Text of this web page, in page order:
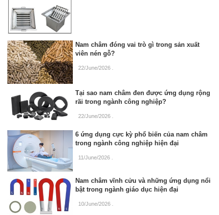
Nam châm đóng vai trò gì trong sản xuất
viên nén gỗ?
22/June/2026
Tại sao nam châm đen được ứng dụng rộng
rãi trong ngành công nghiệp?
22/June/2026
6 ứng dụng cực kỳ phổ biến của nam châm
trong ngành công nghiệp hiện đại
11/June/2026
Nam châm vĩnh cửu và những ứng dụng nổi
bật trong ngành giáo dục hiện đại
10/June/2026